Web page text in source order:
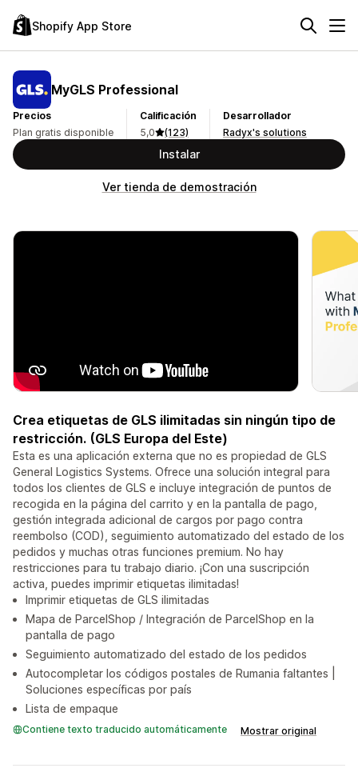
Shopify App Store
MyGLS Professional
Precios
Plan gratis disponible
Calificación
5,0
(123)
Desarrollador
Radyx's solutions
Instalar
Ver tienda de demostración
Crea etiquetas de GLS ilimitadas sin ningún tipo de
restricción. (GLS Europa del Este)
Esta es una aplicación externa que no es propiedad de GLS
General Logistics Systems. Ofrece una solución integral para
todos los clientes de GLS e incluye integración de puntos de
recogida en la página del carrito y en la pantalla de pago,
gestión integrada adicional de cargos por pago contra
reembolso (COD), seguimiento automatizado del estado de los
pedidos y muchas otras funciones premium. No hay
restricciones para tu trabajo diario. ¡Con una suscripción
activa, puedes imprimir etiquetas ilimitadas!
Imprimir etiquetas de GLS ilimitadas
Mapa de ParcelShop / Integración de ParcelShop en la
pantalla de pago
Seguimiento automatizado del estado de los pedidos
Autocompletar los códigos postales de Rumania faltantes |
Soluciones específicas por país
Lista de empaque
Contiene texto traducido automáticamente Mostrar original